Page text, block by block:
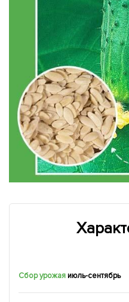
Сбор урожаяиюль-сентябрь